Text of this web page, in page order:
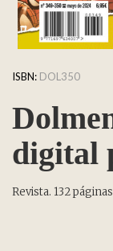
ISBN: DOL350
digital
Revista. 132